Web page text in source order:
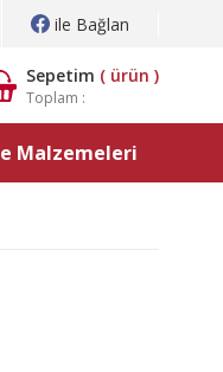
ile Bağlan
Sepetim ( ürün )
Toplam :
Malzemeleri